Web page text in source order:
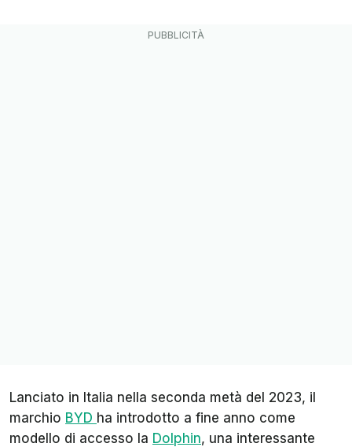
Lanciato in Italia nella seconda metà del 2023, il
marchio BYD ha introdotto a fine anno come
modello di accesso la Dolphin, una interessante